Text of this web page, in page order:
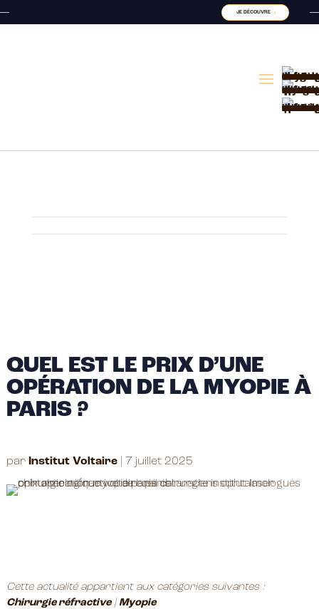
JE DÉCOUVRE
QUEL EST LE PRIX D’UNE
OPÉRATION DE LA MYOPIE À
PARIS ?
par Institut Voltaire| 7 juillet 2025
Cette actualité appartient aux catégories suivantes :
Chirurgie réfractive| Myopie